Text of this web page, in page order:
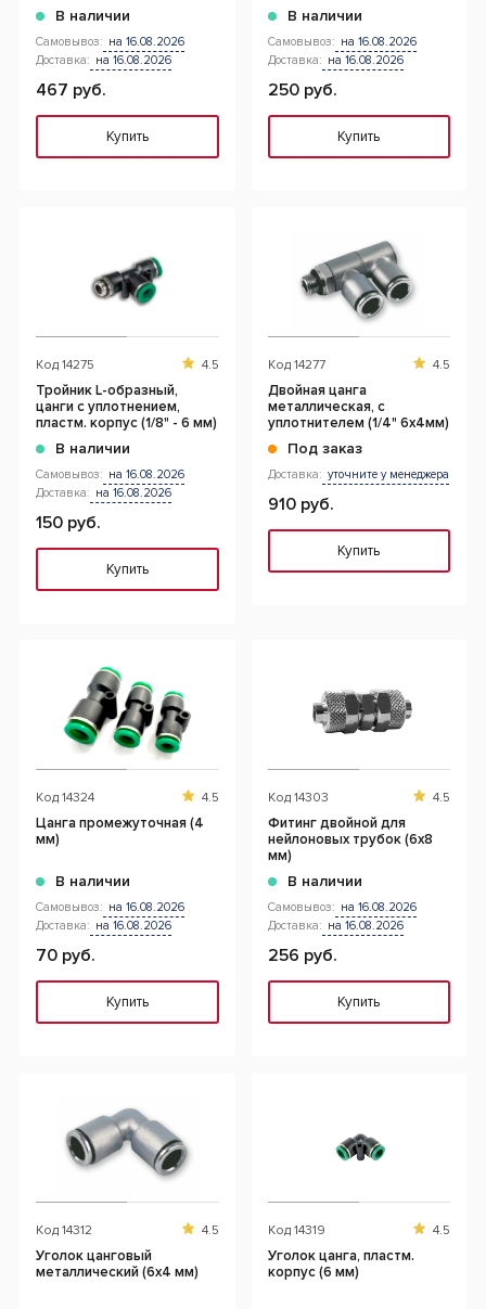
В наличии
Самовывоз: на 16.08.2026
Доставка: на 16.08.2026
467 руб.
Купить
В наличии
Самовывоз: на 16.08.2026
Доставка: на 16.08.2026
250 руб.
Купить
Код 14275 4.5
Тройник L-образный,
цанги с уплотнением,
пластм. корпус (1/8" - 6 мм)
В наличии
Самовывоз: на 16.08.2026
Доставка: на 16.08.2026
150 руб.
Купить
Код 14277 4.5
Двойная цанга
металлическая, с
уплотнителем (1/4" 6x4мм)
Под заказ
Доставка: уточните у менеджера
910 руб.
Купить
Код 14324 4.5
Цанга промежуточная (4
мм)
В наличии
Самовывоз: на 16.08.2026
Доставка: на 16.08.2026
70 руб.
Купить
Код 14303 4.5
Фитинг двойной для
нейлоновых трубок (6х8
мм)
В наличии
Самовывоз: на 16.08.2026
Доставка: на 16.08.2026
256 руб.
Купить
Код 14312 4.5
Уголок цанговый
металлический (6х4 мм)
Код 14319 4.5
Уголок цанга, пластм.
корпус (6 мм)